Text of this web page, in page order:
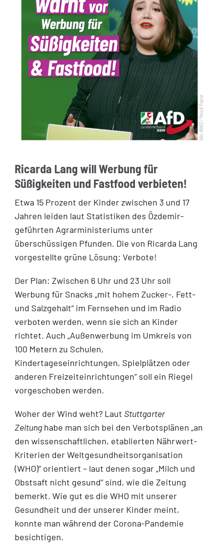
Ricarda Lang will Werbung für
Süßigkeiten und Fastfood verbieten!
Etwa 15 Prozent der Kinder zwischen 3 und 17
Jahren leiden laut Statistiken des Özdemir-
geführten Agrarministeriums unter
überschüssigen Pfunden. Die von Ricarda Lang
vorgestellte grüne Lösung: Verbote!
Der Plan: Zwischen 6 Uhr und 23 Uhr soll
Werbung für Snacks „mit hohem Zucker-, Fett-
und Salzgehalt“ im Fernsehen und im Radio
verboten werden, wenn sie sich an Kinder
richtet. Auch „Außenwerbung im Umkreis von
100 Metern zu Schulen,
Kindertageseinrichtungen, Spielplätzen oder
anderen Freizeiteinrichtungen“ soll ein Riegel
vorgeschoben werden.
Woher der Wind weht? Laut Stuttgarter
Zeitung habe man sich bei den Verbotsplänen „an
den wissenschaftlichen, etablierten Nährwert-
Kriterien der Weltgesundheitsorganisation
(WHO)“ orientiert – laut denen sogar „Milch und
Obstsaft nicht gesund“ sind, wie die Zeitung
bemerkt. Wie gut es die WHO mit unserer
Gesundheit und der unserer Kinder meint,
konnte man während der Corona-Pandemie
besichtigen.